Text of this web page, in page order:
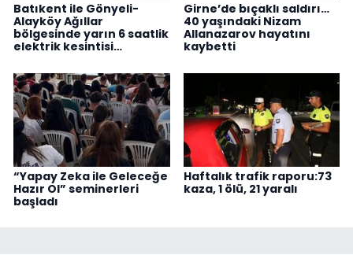
Batıkent ile Gönyeli-
Alayköy Ağıllar
bölgesinde yarın 6 saatlik
elektrik kesintisi…
Girne’de bıçaklı saldırı…
40 yaşındaki Nizam
Allanazarov hayatını
kaybetti
“Yapay Zeka ile Geleceğe
Hazır Ol” seminerleri
başladı
Haftalık trafik raporu:73
kaza, 1 ölü, 21 yaralı